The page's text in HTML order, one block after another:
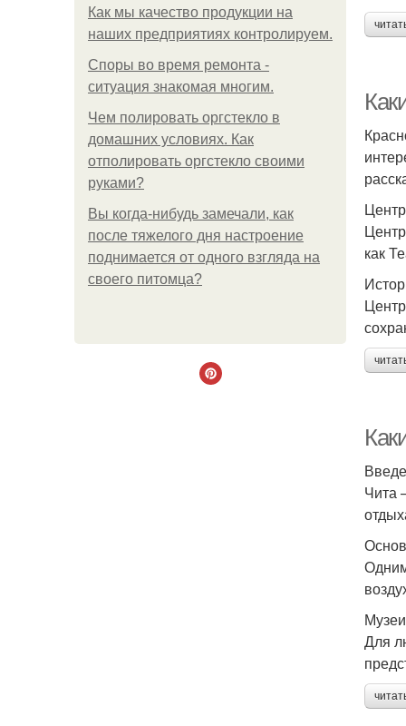
Как мы качество продукции на
наших предприятиях контролируем.
Споры во время ремонта -
ситуация знакомая многим.
Чем полировать оргстекло в
домашних условиях. Как
отполировать оргстекло своими
руками?
Вы когда-нибудь замечали, как
после тяжелого дня настроение
поднимается от одного взгляда на
своего питомца?
как
Чита
Для